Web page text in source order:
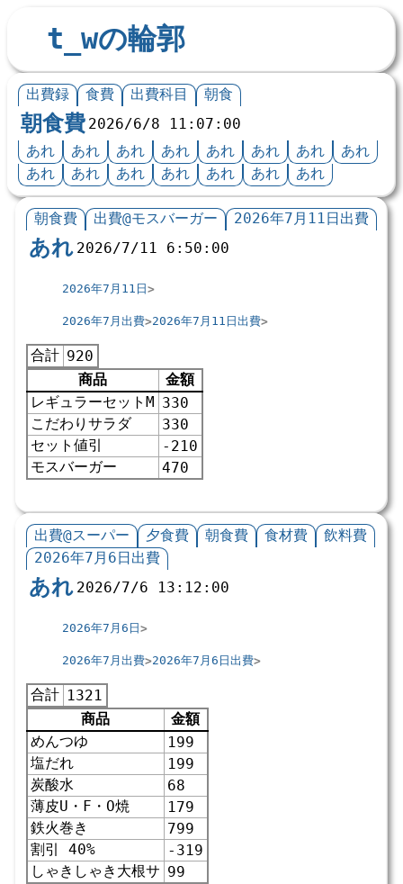
t_wの輪郭
出費録 食費 出費科目 朝食
朝食費 2026/6/8 11:07:00
あれ
あれ あれ あれ あれ あれ あれ
あれ
あれ
あれ あれ あれ あれ あれ あれ
朝食費 出費@モスバーガー 2026年7月11日出費
あれ 2026/7/11 6:50:00
2026年7月11日
2026年7月出費 2026年7月11日出費
合計 920
商品
金額
レギュラーセットM 330
こだわりサラダ
330
セット値引
-210
モスバーガー
470
出費@スーパー 夕食費 朝食費 食材費
飲料費
2026年7月6日出費
あれ 2026/7/6 13:12:00
2026年7月6日
2026年7月出費 2026年7月6日出費
合計 1321
商品
金額
めんつゆ
199
塩だれ
199
炭酸水
68
薄皮U・F・O焼
179
鉄火巻き
799
割引 40%
-319
しゃきしゃき大根サ 99